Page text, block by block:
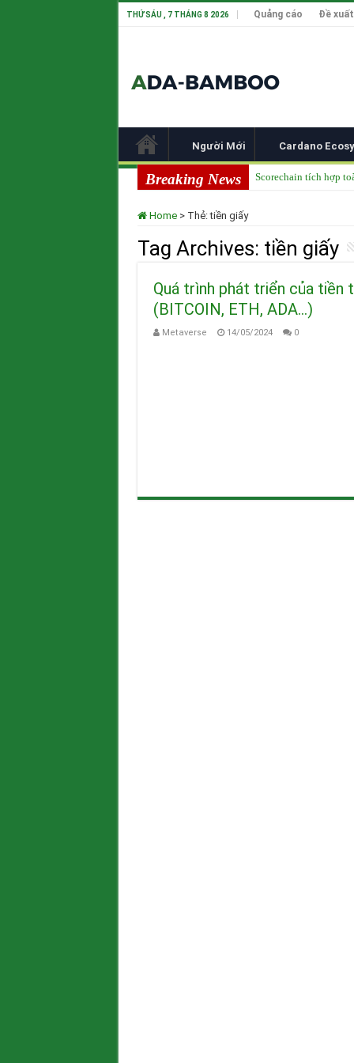
THỨ SÁU , 7 THÁNG 8 2026 Quảng cáo Đề
Người Mới Cardano
Breaking News Scorechain tích hợp
Input Output Tiên
Tầm nhìn của
Home > Thẻ:tiền giấy
Tag Archives: tiền giấy
Quá trình phát triển của
(BITCOIN, ETH, ADA…)
Metaverse 14/05/2024 0